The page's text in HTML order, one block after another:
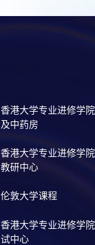
香港大学专业进修学
及中药房
香港大学专业进修学
教研中心
伦敦大学课程
香港大学专业进修学
试中心